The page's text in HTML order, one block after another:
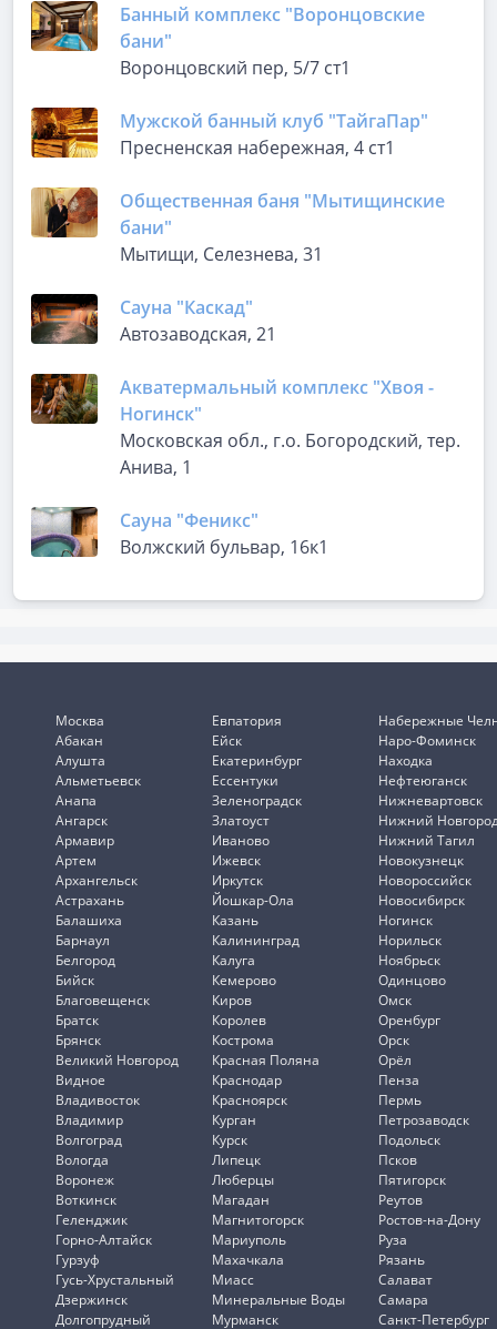
Банный комплекс "Воронцовские
бани"
Воронцовский пер, 5/7 ст1
Мужской банный клуб "ТайгаПар"
Пресненская набережная, 4 ст1
Общественная баня "Мытищинские
бани"
Мытищи, Селезнева, 31
Сауна "Каскад"
Автозаводская, 21
Акватермальный комплекс "Хвоя -
Ногинск"
Московская обл., г.о. Богородский, тер.
Анива, 1
Сауна "Феникс"
Волжский бульвар, 16к1
Москва
Абакан
Алушта
Альметьевск
Анапа
Ангарск
Армавир
Артем
Архангельск
Астрахань
Балашиха
Барнаул
Белгород
Бийск
Благовещенск
Братск
Брянск
Великий Новгород
Видное
Владивосток
Владимир
Волгоград
Вологда
Воронеж
Воткинск
Геленджик
Горно-Алтайск
Гурзуф
Гусь-Хрустальный
Дзержинск
Долгопрудный
Евпатория
Ейск
Екатеринбург
Ессентуки
Зеленоградск
Златоуст
Иваново
Ижевск
Иркутск
Йошкар-Ола
Казань
Калининград
Калуга
Кемерово
Киров
Королев
Кострома
Красная Поляна
Краснодар
Красноярск
Курган
Курск
Липецк
Люберцы
Магадан
Магнитогорск
Мариуполь
Махачкала
Миасс
Минеральные Воды
Мурманск
Набережные
Наро-Фоминск
Находка
Нефтеюганск
Нижневартовск
Нижний
Нижний Тагил
Новокузнецк
Новороссийск
Новосибирск
Ногинск
Норильск
Ноябрьск
Одинцово
Омск
Оренбург
Орск
Орёл
Пенза
Пермь
Петрозаводск
Подольск
Псков
Пятигорск
Реутов
Ростов-на-Дону
Руза
Рязань
Салават
Самара
Санкт-Петербург